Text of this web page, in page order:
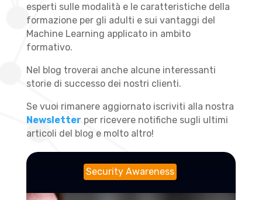
esperti sulle modalità e le caratteristiche della
formazione per gli adulti e sui vantaggi del
Machine Learning applicato in ambito
formativo.
Nel blog troverai anche alcune interessanti
storie di successo dei nostri clienti.
Se vuoi rimanere aggiornato iscriviti alla nostra
Newsletter per ricevere notifiche sugli ultimi
articoli del blog e molto altro!
Security Awareness